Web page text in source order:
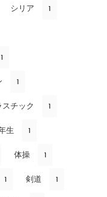
シリア 1
1
1
チック 1
生 1
体操 1
1 剣道 1